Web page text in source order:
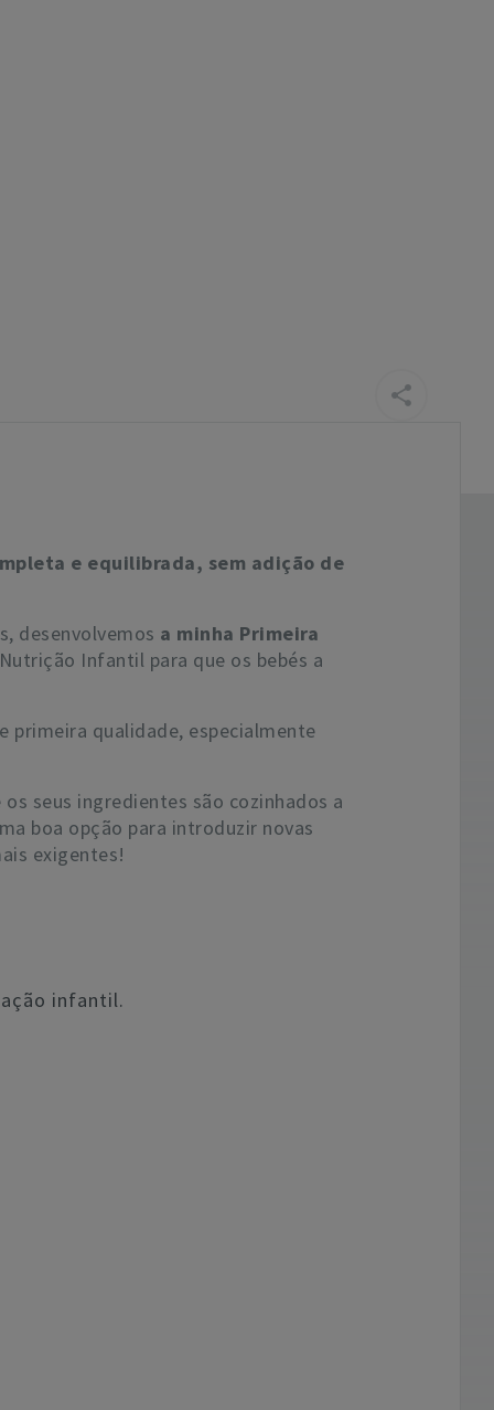
e equilibrada, sem adição de
desenvolvemos a minha Primeira
Infantil para que os bebés a
primeira qualidade, especialmente
seus ingredientes são cozinhados a
boa opção para introduzir novas
exigentes!
infantil.